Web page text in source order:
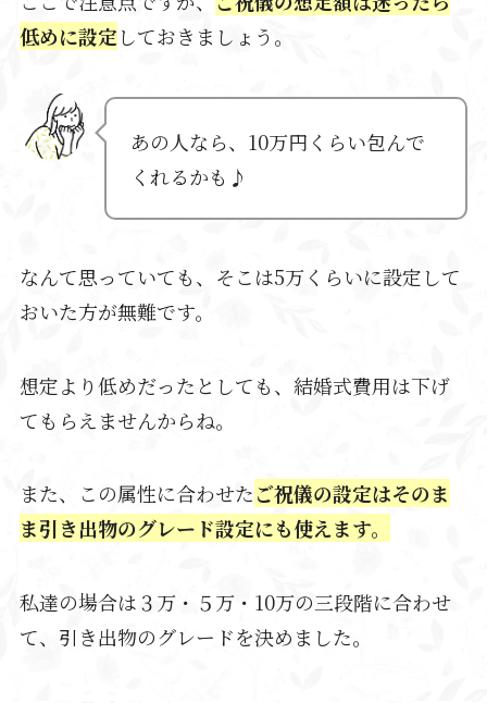
低めに設定しておきましょう。
あの人なら、10万円くらい包んで
くれるかも♪
なんて思っていても、そこは5万くらいに設定して
おいた方が無難です。
想定より低めだったとしても、結婚式費用は下げ
てもらえませんからね。
また、この属性に合わせたご祝儀の設定はそのま
ま引き出物のグレード設定にも使えます。
私達の場合は３万・５万・10万の三段階に合わせ
て、引き出物のグレードを決めました。